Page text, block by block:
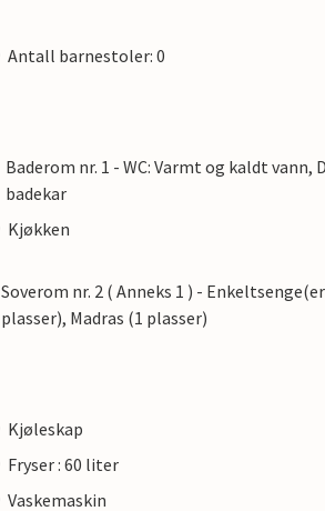
Antall barnestoler: 0
Baderom nr. 1 - WC: Varmt og kaldt vann,
badekar
Kjøkken
Soverom nr. 2 ( Anneks 1 ) -
plasser), Madras (1 plasser)
Kjøleskap
Fryser : 60 liter
Vaskemaskin